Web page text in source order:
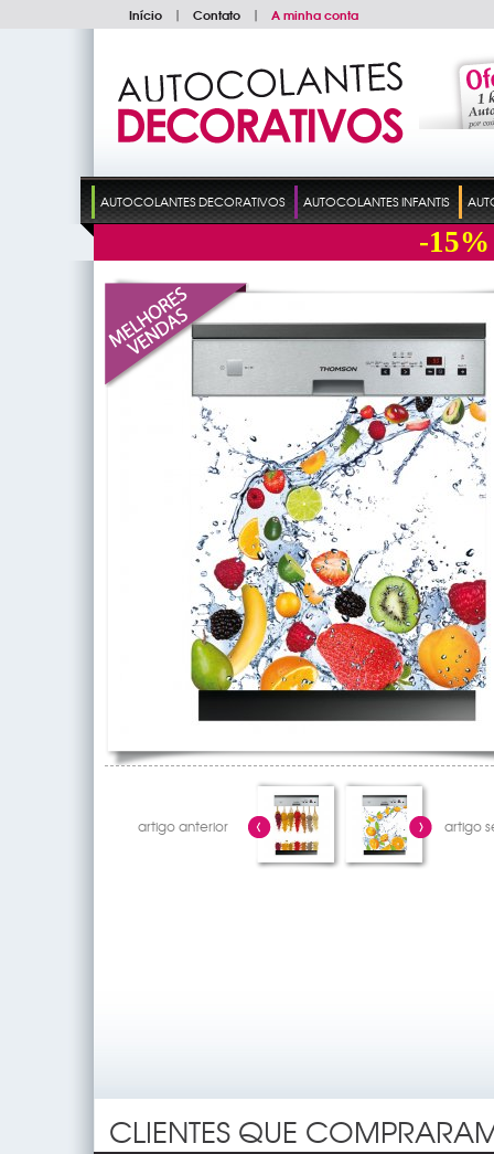
Início | Contato | A minha conta
AUTOCOLANTES DECORATIVOS AUTOCOLANTES INFANTIS
-15%
artigo anterior artigo
CLIENTES QUE